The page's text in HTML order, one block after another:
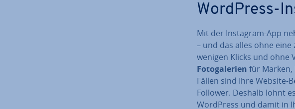
WordPress-
Mit der Instagram-App
– und das alles ohne
wenigen Klicks und ohne
Fo­to­ga­le­rien für
Fällen sind Ihre Website-
Follower. Deshalb lohnt
WordPress und damit in